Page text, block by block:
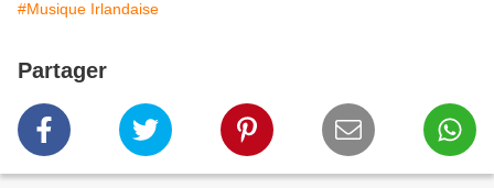
#Musique Irlandaise
Partager